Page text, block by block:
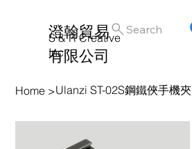
澄翰貿易
有限公司
S & R Creative
Inc.
Search
Home >Ulanzi ST-02S鋼鐵俠手機夾